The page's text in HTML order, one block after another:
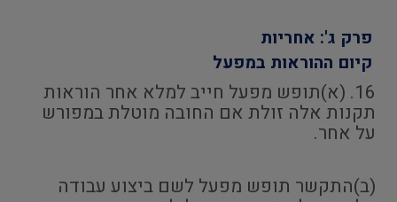
פרק ג': אחריות
קיום ההוראות במפעל
16. (א)תופש מפעל חייב למלא אחר הוראות
תקנות אלה זולת אם החובה מוטלת במפורש
על אחר.
(ב)התקשר תופש מפעל לשם ביצוע עבודה